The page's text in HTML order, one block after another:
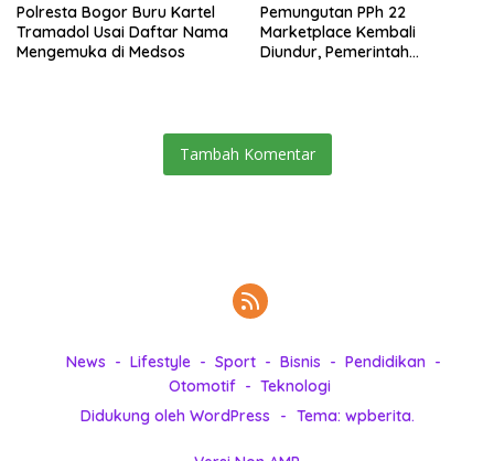
Polresta Bogor Buru Kartel
Tramadol Usai Daftar Nama
Mengemuka di Medsos
Pemungutan PPh 22
Marketplace Kembali
Diundur, Pemerintah
Tambah Komentar
News Lifestyle Sport Bisnis
Pendidikan
Otomotif
Teknologi
Didukung oleh WordPress
- Tema: wpberita.